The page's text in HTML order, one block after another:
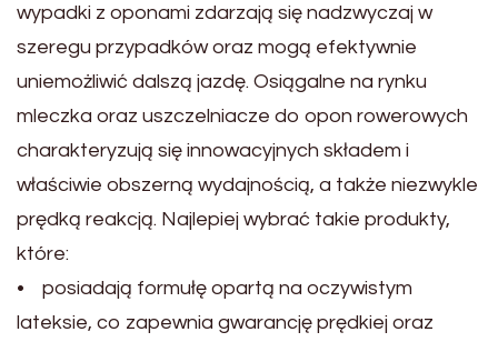
wypadki z oponami zdarzają się nadzwyczaj w
szeregu przypadków oraz mogą efektywnie
uniemożliwić dalszą jazdę. Osiągalne na rynku
mleczka oraz uszczelniacze do opon rowerowych
charakteryzują się innowacyjnych składem i
właściwie obszerną wydajnością, a także niezwykle
prędką reakcją. Najlepiej wybrać takie produkty,
które:
• posiadają formułę opartą na oczywistym
lateksie, co zapewnia gwarancję prędkiej oraz